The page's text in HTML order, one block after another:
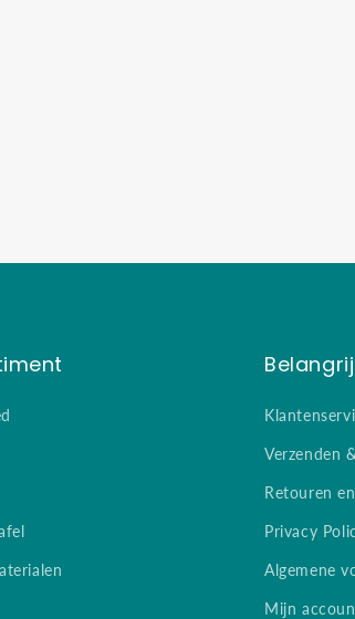
Verzenden
Retouren
Privacy
Algemene
Mijn